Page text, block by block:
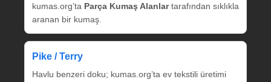
kumas.org’ta Parça Kumaş Alanlartarafından sıklıkla
aranan bir kumaş.
Pike / Terry
Havlu benzeri doku; kumas.org’ta ev tekstili üretimi